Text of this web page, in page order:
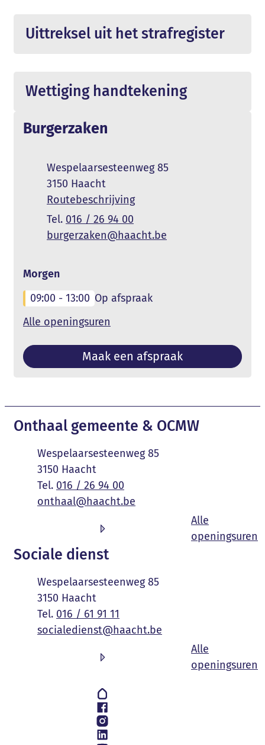
Uittreksel uit het strafregister
Wettiging handtekening
Burgerzaken
AdresWespelaarsesteenweg 85
,3150 Haacht
Routebeschrijving
016 / 26 94 00
E-mailburgerzaken@haacht.be
Morgen
09:00 - 13:00 Op afspraak
Alle openingsuren
Maak een afspraak
Contact & openingsuren
Onthaal gemeente & OCMW
AdresWespelaarsesteenweg 85
,3150 Haacht
016 / 26 94 00
E-mailonthaal@haacht.be
Alle
openingsuren
Sociale dienst
AdresWespelaarsesteenweg 85
,3150 Haacht
016 / 61 91 11
E-mailsocialedienst@haacht.be
Alle
openingsuren
Volg ons op